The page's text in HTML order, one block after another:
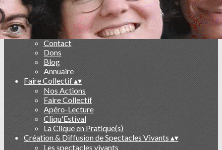
Collectif La grosse Clique▴▾
Accueil
Qui sommes-nous ?
Adhésions 2026
Contact
Dons
Blog
Annuaire
Faire Collectif▴▾
Nos Actions
Faire Collectif
Apéro-Lecture
Cliqu'Estival
La Clique en Pratique(s)
Création & Diffusion de Spectacles Vivants ▴▾
Les spectacles vivants